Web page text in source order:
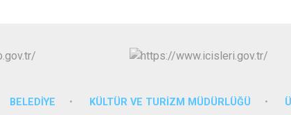
BELEDİYE KÜLTÜR VE TURİZM MÜDÜRLÜĞÜ